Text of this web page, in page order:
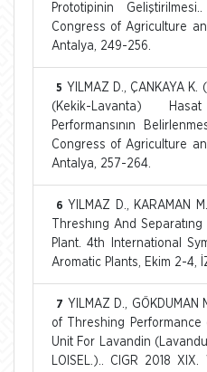
Prototipinin
Congress of Agriculture
Antalya, 249-256.
5 YILMAZ D., ÇANKAYA
(Kekik-Lavanta)
Performansının
Congress of Agriculture
Antalya, 257-264.
6 YILMAZ D., KARAMAN
Threshıng And
Plant. 4th International
Aromatic Plants, Ekim 2-4,
7 YILMAZ D.,
of Threshing
Unit For Lavandin
LOISEL.).. CIGR 2018